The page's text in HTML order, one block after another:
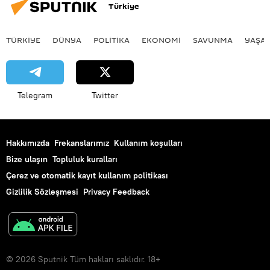
Türkiye
TÜRKIYE DÜNYA POLİTİKA EKONOMİ SAVUNMA
Telegram Twitter
Hakkımızda Frekanslarımız Kullanım koşulları
Bize ulaşın Topluluk kuralları
Çerez ve otomatik kayıt kullanım politikası
Gizlilik Sözleşmesi Privacy Feedback
© 2026 Sputnik Tüm hakları saklıdır. 18+